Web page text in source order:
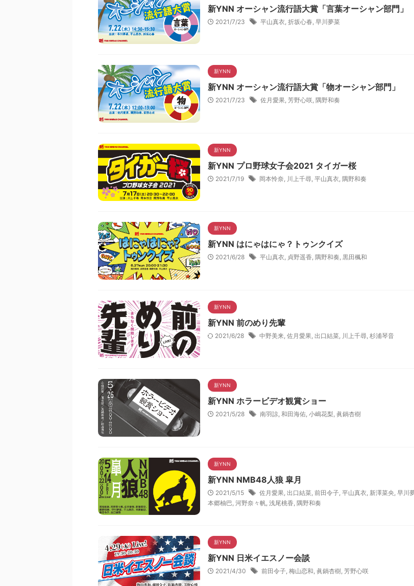
新YNN オーシャン流行語大賞「言葉オーシャン部門」
2021/7/23 平山真衣 折坂心春 早川夢菜
新YNN
新YNN オーシャン流行語大賞「物オーシャン部門」
2021/7/23 佐月愛果, 芳野心咲, 隅野和奏
新YNN
新YNN プロ野球女子会2021 タイガー桜
2021/7/19 岡本怜奈 川上千尋 平山真衣 隅野和奏
新YNN
新YNN はにゃはにゃ？トゥンクイズ
2021/6/28 平山真衣, 貞野遥香, 隅野和奏, 黒田楓和
新YNN
新YNN 前のめり先輩
2021/6/28 中野美来 佐月愛果 出口結菜 川上千尋 杉浦琴音
新YNN
新YNN ホラービデオ観賞ショー
2021/5/28 南羽諒, 和田海佑, 小嶋花梨, 眞鍋杏樹
新YNN
新YNN NMB48人狼 皐月
2021/5/15 佐月愛果 出口結菜 前田令子 平山真衣 新澤菜央 早川
本郷柚巴 河野奈々帆 浅尾桃香 隅野和奏
新YNN
新YNN 日米イエスノー会談
2021/4/30 前田令子, 梅山恋和, 眞鍋杏樹, 芳野心咲